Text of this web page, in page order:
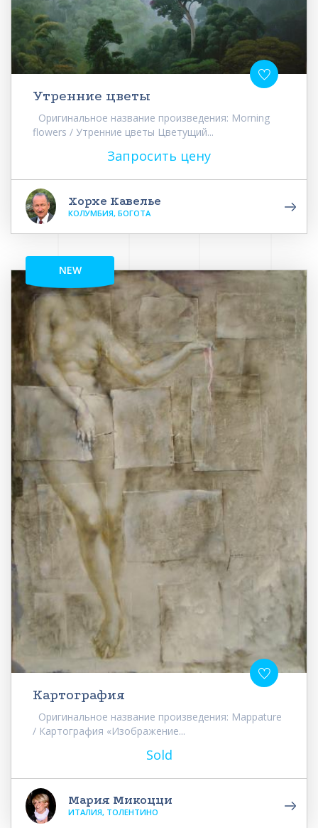
Утренние цветы
Оригинальное название произведения: Morning
flowers / Утренние цветы Цветущий...
Запросить цену
Хорхе Кавелье
КОЛУМБИЯ, БОГОТА
NEW
Картография
Оригинальное название произведения: Mappature
/ Картография «Изображение...
Sold
Мария Микоцци
ИТАЛИЯ, ТОЛЕНТИНО